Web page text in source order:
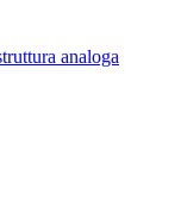
analoga